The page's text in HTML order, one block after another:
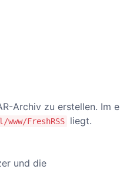
Archiv zu erstellen.
FreshRSS
liegt.
und die